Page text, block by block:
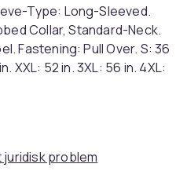
Type: Long-Sleeved.
Collar, Standard-Neck.
Fastening: Pull Over. S: 36
XXL: 52 in. 3XL: 56 in. 4XL:
problem